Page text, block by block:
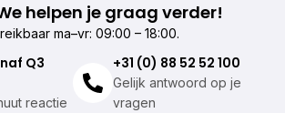
helpen je graag verder!
ma–vr: 09:00 – 18:00.
Q3
reactie
+31 (0) 88 52 52 100
Gelijk antwoord op je
vragen